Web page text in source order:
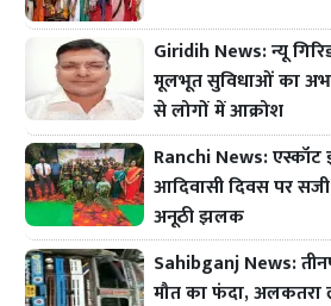
Giridih News: न्यू
मूलभूत सुविधाओं का
से लोगों में आक्रोश
Ranchi News:
आदिवासी दिवस पर
अनूठी झलक
Sahibganj News:
मौत का फंदा,